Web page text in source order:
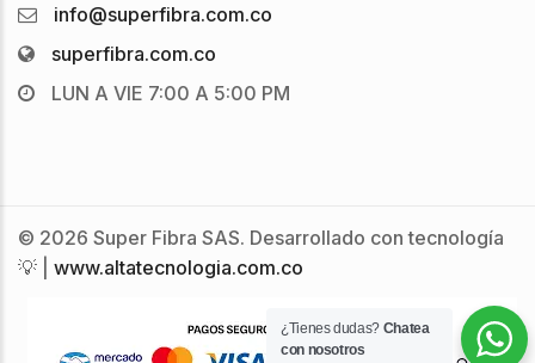
info@superfibra.com.co
superfibra.com.co
LUN A VIE 7:00 A 5:00 PM
© 2026 Super Fibra SAS. Desarrollado con tecnología
💡 | www.altatecnologia.com.co
¿Tienes dudas? Chatea
con nosotros